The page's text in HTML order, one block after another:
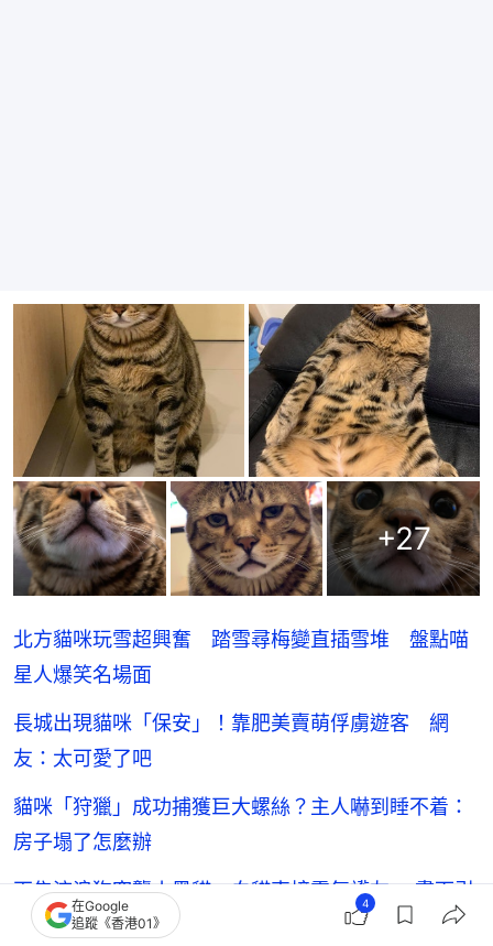
+27
北方貓咪玩雪超興奮 踏雪尋梅變直插雪堆 盤點喵
星人爆笑名場面
長城出現貓咪「保安」！靠肥美賣萌俘虜遊客 網
友：太可愛了吧
貓咪「狩獵」成功捕獲巨大螺絲？主人嚇到睡不着：
房子塌了怎麼辦
兩隻流浪狗突襲小黑貓 白貓直接霸氣護友 畫面引
無數網友點讚
在Google
追蹤《香港01》
4